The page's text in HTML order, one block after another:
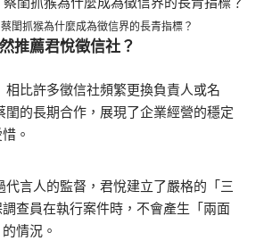
閨抓猴為什麼成為徵信界的長青指標？
推薦君悅徵信社？
相比許多徵信社頻繁更換負責人或名
閨的長期合作，展現了企業經營的穩定
。
代言人的監督，君悅建立了嚴格的「三
查員在執行案件時，不會產生「兩面
情況。